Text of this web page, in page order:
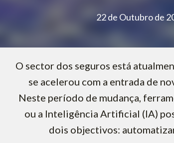
22 de Outubro de
O sector dos seguros está
se acelerou com a entrada de
Neste período de mudança,
ou a Inteligência Artificial (IA)
dois objectivos: